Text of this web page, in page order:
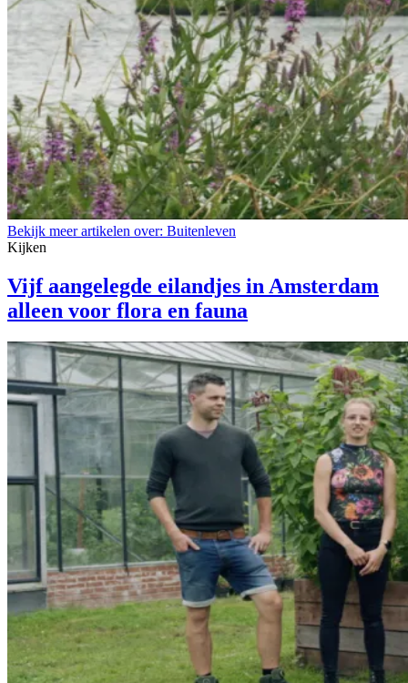
Bekijk meer artikelen over: Buitenleven
Kijken
Vijf aangelegde eilandjes in Amsterdam
alleen voor flora en fauna